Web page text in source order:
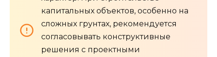
капитальных объектов, особенно на
сложных грунтах, рекомендуется
согласовывать конструктивные
решения с проектными